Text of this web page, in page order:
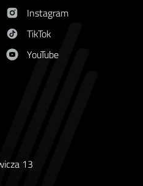
Instagram
TikTok
YouTube
13